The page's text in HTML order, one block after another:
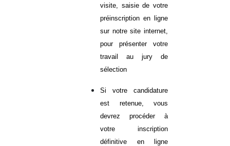
visite, saisie de votre
préinscription en ligne
sur notre site internet,
pour présenter votre
travail au jury de
sélection
Si votre candidature
est retenue, vous
devrez procéder à
votre inscription
définitive en ligne